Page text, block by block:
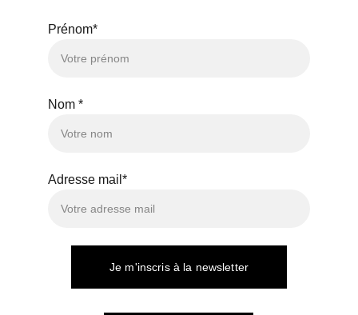
Prénom*
Nom *
Adresse mail*
Je m'inscris à la newsletter